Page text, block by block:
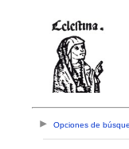
Opciones de